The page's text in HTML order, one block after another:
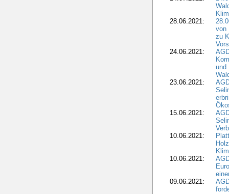
28.06.2021:
von
zu
24.06.2021:
und
23.06.2021:
15.06.2021:
10.06.2021:
10.06.2021:
09.06.2021: